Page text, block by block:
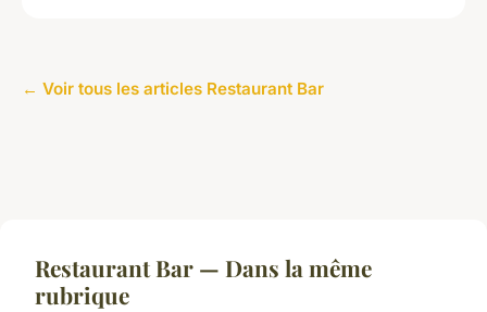
← Voir tous les articles Restaurant Bar
Restaurant Bar — Dans la même
rubrique